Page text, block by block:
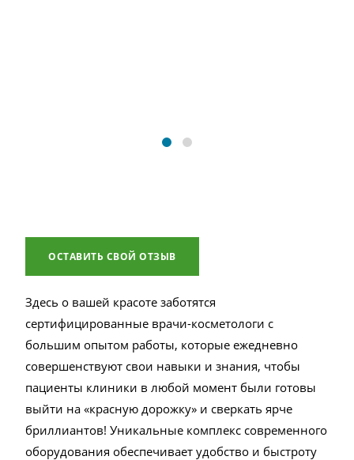
ОСТАВИТЬ СВОЙ ОТЗЫВ
Здесь о вашей красоте заботятся
сертифицированные врачи-косметологи с
большим опытом работы, которые ежедневно
совершенствуют свои навыки и знания, чтобы
пациенты клиники в любой момент были готовы
выйти на «красную дорожку» и сверкать ярче
бриллиантов! Уникальные комплекс современного
оборудования обеспечивает удобство и быстроту